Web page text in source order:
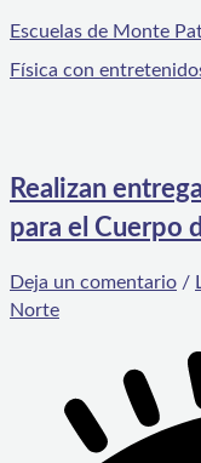
Escuelas de Monte
Física con
Realizan
para el Cuerpo
Deja un comentario /
Norte